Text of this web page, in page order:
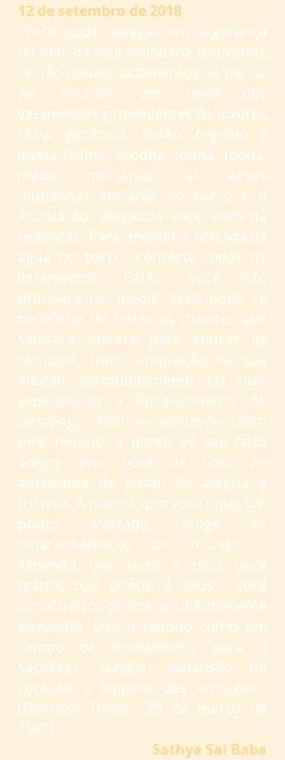
12 de setembro de 2018
“Você pode navegar em segurança
no mar da vida mundana (samsara),
se não houver vazamentos no barco.
No entanto, por meio dos
vazamentos provenientes da luxúria,
raiva, ganância, ilusão, orgulho e
inveja (kama, krodha, lobha, moha,
mada, matsarya), as águas
mundanas entrarão no barco e o
afundarão, afogando você além da
redenção. Para impedir a entrada da
água no barco, conserte todos os
vazamentos. Então, você não
precisará ter medo! Você pode se
beneficiar de todas as chances que
samsara oferece para educar os
sentidos, como ampliação da sua
afeição, aprofundamento das suas
experiências e fortalecimento do
desapego. Não se apaixone tanto
pelo mundo, a ponto de seu falso
apego levar você de volta ao
amálgama da ilusão de alegria e
tristeza. A menos que você fique um
pouco afastado, longe do
emaranhamento do mundo –
sabendo que tudo é uma peça
teatral, cujo diretor é Deus – você
corre o risco de ficar profundamente
envolvido. Use o mundo como um
campo de treinamento para o
sacrifício, serviço, expansão do
coração e limpeza das emoções.”
(Discurso Divino, 28 de março de
1967)
Sathya Sai Baba